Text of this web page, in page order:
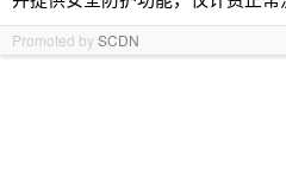
Promoted bySCDN